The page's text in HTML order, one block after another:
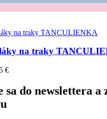
na traky
€
sa do newslettera a